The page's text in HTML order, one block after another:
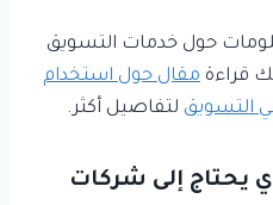
حول خدمات التسويق
قراءة مقال حول استخدام
التسويق لتفاصيل أكثر.
يحتاج إلى شركات